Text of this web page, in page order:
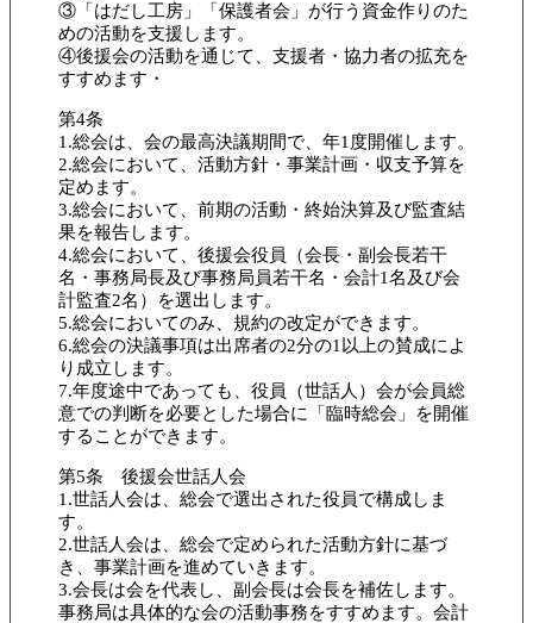
③「はだし工房」「保護者会」が行う資金作りのた
めの活動を支援します。
④後援会の活動を通じて、支援者・協力者の拡充を
すすめます・
第4条
1.総会は、会の最高決議期間で、年1度開催します。
2.総会において、活動方針・事業計画・収支予算を
定めます。
3.総会において、前期の活動・終始決算及び監査結
果を報告します。
4.総会において、後援会役員（会長・副会長若干
名・事務局長及び事務局員若干名・会計1名及び会
計監査2名）を選出します。
5.総会においてのみ、規約の改定ができます。
6.総会の決議事項は出席者の2分の1以上の賛成によ
り成立します。
7.年度途中であっても、役員（世話人）会が会員総
意での判断を必要とした場合に「臨時総会」を開催
することができます。
第5条 後援会世話人会
1.世話人会は、総会で選出された役員で構成しま
す。
2.世話人会は、総会で定められた活動方針に基づ
き、事業計画を進めていきます。
3.会長は会を代表し、副会長は会長を補佐します。
事務局は具体的な会の活動事務をすすめます。会計